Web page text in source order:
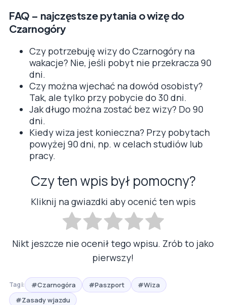
FAQ – najczęstsze pytania o wizę do
Czarnogóry
Czy potrzebuję wizy do Czarnogóry na
wakacje? Nie, jeśli pobyt nie przekracza 90
dni.
Czy można wjechać na dowód osobisty?
Tak, ale tylko przy pobycie do 30 dni.
Jak długo można zostać bez wizy? Do 90
dni.
Kiedy wiza jest konieczna? Przy pobytach
powyżej 90 dni, np. w celach studiów lub
pracy.
Czy ten wpis był pomocny?
Kliknij na gwiazdki aby ocenić ten wpis
Nikt jeszcze nie ocenił tego wpisu. Zrób to jako
pierwszy!
Tagi: #Czarnogóra #Paszport
#Wiza
#Zasady wjazdu